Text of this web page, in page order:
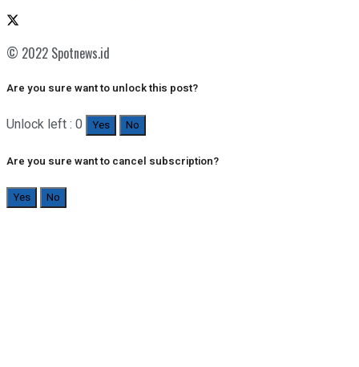
© 2022 Spotnews.id
Are you sure want to unlock this post?
Unlock left : 0 Yes No
Are you sure want to cancel subscription?
Yes No